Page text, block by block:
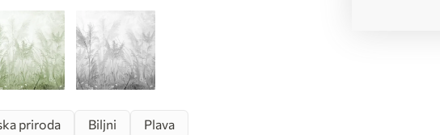
priroda Biljni
Plava